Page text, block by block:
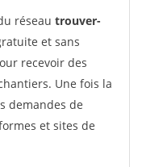
réseau trouver-
et sans
recevoir des
Une fois la
demandes de
et sites de